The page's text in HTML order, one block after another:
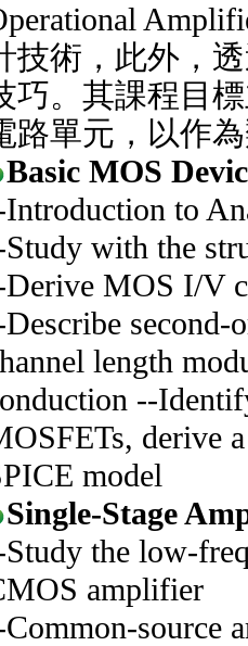
技術，此外，
巧。其課程目
路單元，以作
Basic MOS
to
with the
MOS I/V
second-
length
--
derive
model
Single-Stage
the low-
amplifier
source